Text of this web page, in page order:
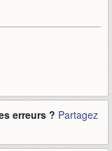
erreurs ? Partagez